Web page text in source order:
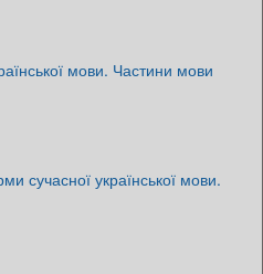
мови. Частини мови
сучасної української мови.